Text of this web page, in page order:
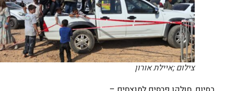
צילום ;איילת אורון